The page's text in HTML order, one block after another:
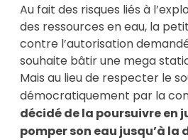
Au fait des risques liés à
des ressources en eau, la
contre l’autorisation
souhaite bâtir une mega
Mais au lieu de respecter le
démocratiquement par la
décidé de la poursuivre en
pomper son eau jusqu’à la